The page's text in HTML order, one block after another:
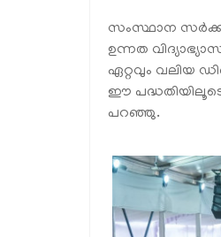
സംസ്ഥാന
ഉന്നത
ഏറ്റവും വലിയ
ഈ പദ്ധതിയിലൂടെ
പറഞ്ഞു.